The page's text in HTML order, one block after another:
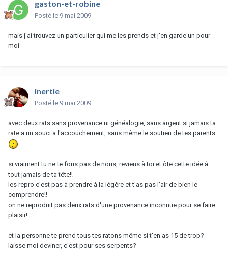
gaston-et-robine
Posté le 9 mai 2009
mais j'ai trouvez un particulier qui me les prends et j'en garde un pour
moi
inertie
Posté le 9 mai 2009
avec deux rats sans provenance ni généalogie, sans argent si jamais ta
rate a un souci a l'accouchement, sans même le soutien de tes parents
si vraiment tu ne te fous pas de nous, reviens à toi et ôte cette idée à
tout jamais de ta tête!!
les repro c'est pas à prendre à la légère et t'as pas l'air de bien le
comprendre!!
on ne reproduit pas deux rats d'une provenance inconnue pour se faire
plaisir!
et la personne te prend tous tes ratons même si t'en as 15 de trop?
laisse moi deviner, c'est pour ses serpents?